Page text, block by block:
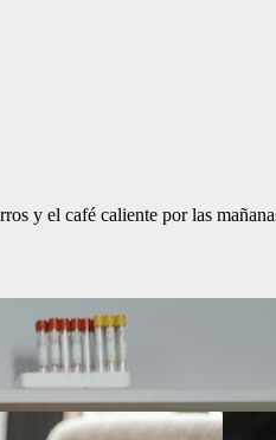
y el café caliente por las